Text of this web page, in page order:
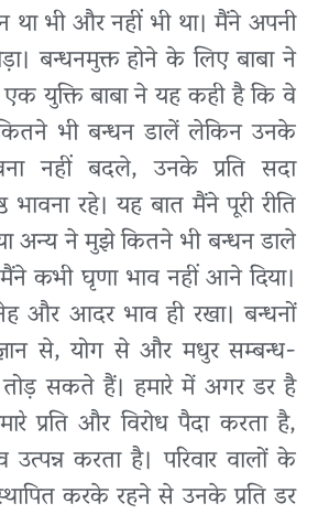
था भी और नहीं भी था। मैंने अपनी
बन्धनमुक्त होने के लिए बाबा ने
एक युक्ति बाबा ने यह कही है कि वे
भी बन्धन डालें लेकिन उनके
नहीं बदले, उनके प्रति सदा
भावना रहे। यह बात मैंने पूरी रीति
या अन्य ने मुझे कितने भी बन्धन डाले
कभी घृणा भाव नहीं आने दिया।
और आदर भाव ही रखा। बन्धनों
से, योग से और मधुर सम्बन्ध-
तोड़ सकते हैं। हमारे में अगर डर है
प्रति और विरोध पैदा करता है,
करता है। परिवार वालों के
करके रहने से उनके प्रति डर